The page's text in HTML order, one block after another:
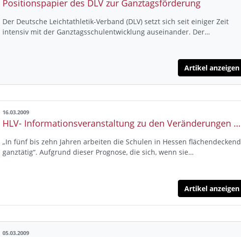
Positionspapier des DLV zur Ganztagsförderung
Der Deutsche Leichtathletik-Verband (DLV) setzt sich seit einiger Zeit
intensiv mit der Ganztagsschulentwicklung auseinander. Der…
Artikel anzeigen
16.03.2009
HLV- Informationsveranstaltung zu den Veränderungen der Schullandschaft und deren Auswirkungen auf den Vereinssport
„In fünf bis zehn Jahren arbeiten die Schulen in Hessen flächendeckend
ganztätig“. Aufgrund dieser Prognose, die sich, wenn sie…
Artikel anzeigen
05.03.2009